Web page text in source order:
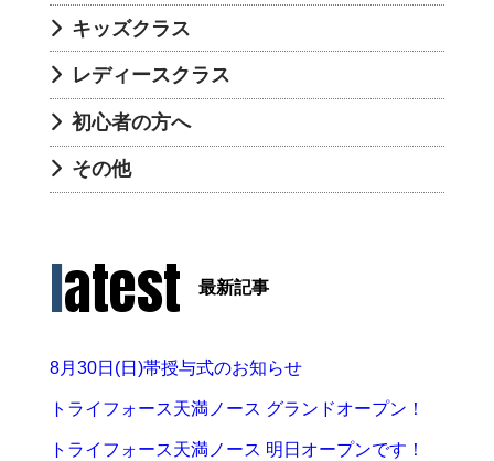
キッズクラス
レディースクラス
初心者の方へ
その他
latest 最新記事
8月30日(日)帯授与式のお知らせ
トライフォース天満ノース グランドオープン！
トライフォース天満ノース 明日オープンです！